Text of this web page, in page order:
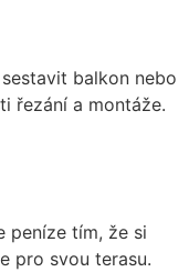
balkon nebo
řezání a montáže.
peníze tím, že si
pro svou terasu.